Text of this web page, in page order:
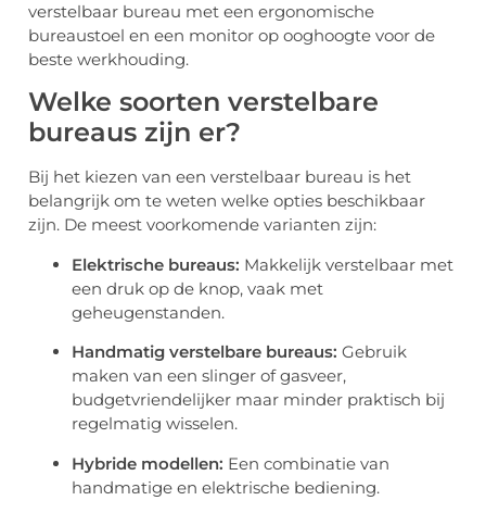
verstelbaar bureau met een ergonomische
bureaustoel en een monitor op ooghoogte voor de
beste werkhouding.
Welke soorten verstelbare
bureaus zijn er?
Bij het kiezen van een verstelbaar bureau is het
belangrijk om te weten welke opties beschikbaar
zijn. De meest voorkomende varianten zijn:
Elektrische bureaus: Makkelijk verstelbaar met
een druk op de knop, vaak met
geheugenstanden.
Handmatig verstelbare bureaus: Gebruik
maken van een slinger of gasveer,
budgetvriendelijker maar minder praktisch bij
regelmatig wisselen.
Hybride modellen: Een combinatie van
handmatige en elektrische bediening.